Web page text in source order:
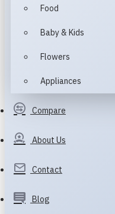
Food
Baby & Kids
Flowers
Appliances
Compare
About Us
Contact
Blog